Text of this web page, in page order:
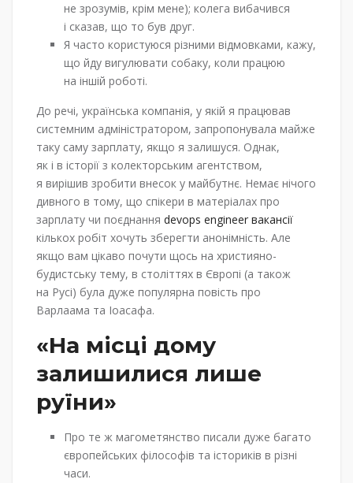
не зрозумів, крім мене); колега вибачився
і сказав, що то був друг.
Я часто користуюся різними відмовками, кажу,
що йду вигулювати собаку, коли працюю
на іншій роботі.
До речі, українська компанія, у якій я працював
системним адміністратором, запропонувала майже
таку саму зарплату, якщо я залишуся. Однак,
як і в історії з колекторським агентством,
я вирішив зробити внесок у майбутнє. Немає нічого
дивного в тому, що спікери в матеріалах про
зарплату чи поєднання devops engineer вакансії
кількох робіт хочуть зберегти анонімність. Але
якщо вам цікаво почути щось на християно-
будистську тему, в століттях в Європі (а також
на Русі) була дуже популярна повість про
Варлаама та Іоасафа.
«На місці дому
залишилися лише
руїни»
Про те ж магометянство писали дуже багато
європейських філософів та істориків в різні
часи.